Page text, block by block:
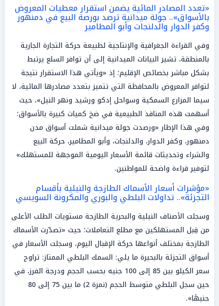
«تعدد المصادر المائية يضمن استقرار معطيات المعروض
بالأسواق».. جولة ميدانية ترصد بورصة البيع في دمنهور
وكفر الدوار والدلنجات وأبو المطامير
وفي القراءة الجغرافية والإنتاجية لطبيعة حركة التجارة الجارية
بالمنطقة، تشير البيانات الميدانية إلى أن توافر السلع يرتبط
بشكل مباشر بخصائص الإقليم؛ إذ «ويأتي هذا الاستقرار نتيجة
لتوافر المعروض بالمحافظة التي تتميز بتعدد مصادرها المائية، لا
سيما المزارع السمكية وسواحل إدكو ورشيد ونهر النيل»، حيث
أسهمت هذه المنافذ الطبيعية في ضخ كميات كبيرة بالأسواق؛
وفي هذا الإطار «ورصدت جولة ميدانية شملت أسواق مدن
دمنهور، وكفر الدوار، والدلنجات، وأبو المطامير، حركة البيع
والشراء وتحديثات قائمة الأسعار اليومية الموجهة للمستهلك»
لتوفير قراءة واضحة للمواطنين.
«مؤشرات أسعار الأسماك الطازجة والنيلية بأقسام
التجزئة».. تداولات البلطي والبوري والمكرونة السويسي
وسجلت الأصناف النيلية والبحرية الطازجة مستويات الطلب الأعلى
من قِبل المستهلكين مع مطلع التعاملات؛ حيث «تصدّرت الأسماك
الطازجة بمختلف أنواعها حركة الإقبال اليوم، وسجلت الأسعار في
أسواق التجزئة بالبحيرة ما يلي: السمك البلطي الممتاز: تراوح
سعر الكيلو بين 85 إلى 100 جنيه بحسب الحجم ودرجة الفرز، في
حين سجل البلطي متوسط الحجم (نمرة 2) ما بين 75 إلى 80
جنيهًا».